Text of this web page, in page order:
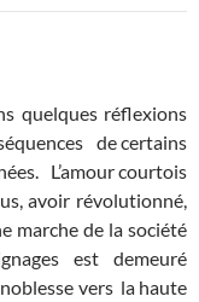
quelques réflexions
de certains
L’amour courtois
avoir révolutionné,
marche de la société
est demeuré
vers la haute